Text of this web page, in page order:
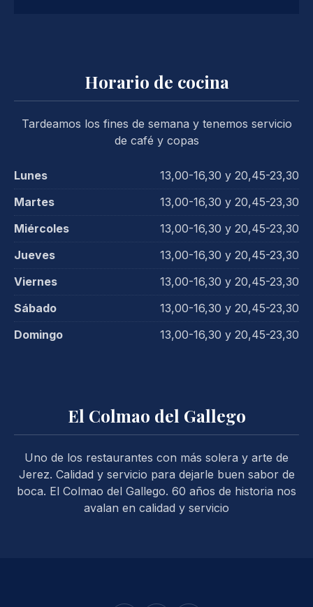
Horario de cocina
Tardeamos los fines de semana y tenemos servicio
de café y copas
Lunes
13,00-16,30 y 20,45-23,30
Martes
13,00-16,30 y 20,45-23,30
Miércoles
13,00-16,30 y 20,45-23,30
Jueves
13,00-16,30 y 20,45-23,30
Viernes
13,00-16,30 y 20,45-23,30
Sábado
13,00-16,30 y 20,45-23,30
Domingo
13,00-16,30 y 20,45-23,30
El Colmao del Gallego
Uno de los restaurantes con más solera y arte de
Jerez. Calidad y servicio para dejarle buen sabor de
boca. El Colmao del Gallego. 60 años de historia nos
avalan en calidad y servicio